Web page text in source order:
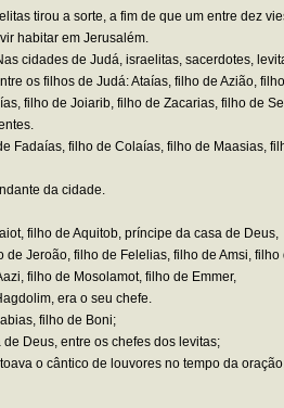
tirou a sorte, a fim de que um entre dez
habitar em Jerusalém.
cidades de Judá, israelitas, sacerdotes,
os filhos de Judá: Ataías, filho de Azião,
filho de Joiarib, filho de Zacarias, filho de
Fadaías, filho de Colaías, filho de Maasias,
da cidade.
filho de Aquitob, príncipe da casa de Deus,
Jeroão, filho de Felelias, filho de Amsi,
filho de Mosolamot, filho de Emmer,
era o seu chefe.
filho de Boni;
Deus, entre os chefes dos levitas;
o cântico de louvores no tempo da